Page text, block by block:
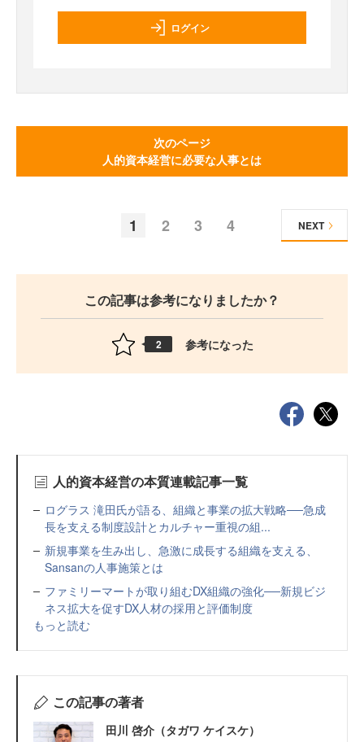
ログイン
次のページ
人的資本経営に必要な人事とは
1 2 3 4 NEXT
この記事は参考になりましたか？
2 参考になった
人的資本経営の本質連載記事一覧
ログラス 滝田氏が語る、組織と事業の拡大戦略──急成
長を支える制度設計とカルチャー重視の組...
新規事業を生み出し、急激に成長する組織を支える、
Sansanの人事施策とは
ファミリーマートが取り組むDX組織の強化──新規ビジ
ネス拡大を促すDX人材の採用と評価制度
もっと読む
この記事の著者
田川 啓介（タガワ ケイスケ）